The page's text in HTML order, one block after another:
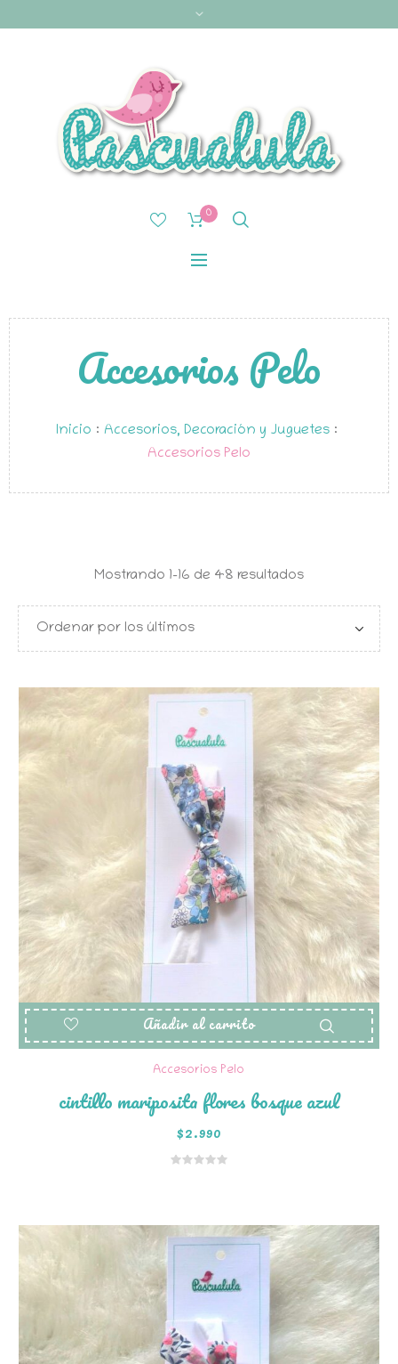
0
Accesorios Pelo
Inicio : Accesorios, Decoración y Juguetes :
Accesorios Pelo
Mostrando 1–16 de 48 resultadosOrdenado
Añadir al carrito
Accesorios Pelo
cintillo mariposita flores bosque azul
$2.990